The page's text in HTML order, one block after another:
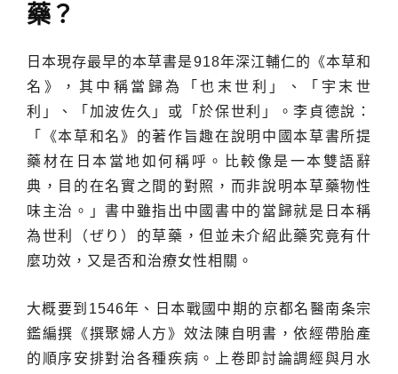
藥？
日本現存最早的本草書是918年深江輔仁的《本草和
名》，其中稱當歸為「也末世利」、「宇末世
利」、「加波佐久」或「於保世利」。李貞德說：
「《本草和名》的著作旨趣在說明中國本草書所提
藥材在日本當地如何稱呼。比較像是一本雙語辭
典，目的在名實之間的對照，而非說明本草藥物性
味主治。」書中雖指出中國書中的當歸就是日本稱
為世利（ぜり）的草藥，但並未介紹此藥究竟有什
麼功效，又是否和治療女性相關。
大概要到1546年、日本戰國中期的京都名醫南条宗
鑑編撰《撰聚婦人方》效法陳自明書，依經帶胎產
的順序安排對治各種疾病。上卷即討論調經與月水